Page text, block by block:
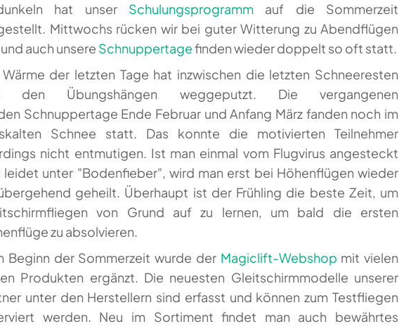
hat unser Schulungsprogramm auf die Sommerzeit
Mittwochs rücken wir bei guter Witterung zu Abendflügen
auch unsere Schnuppertagefinden wieder doppelt so oft statt.
Wärme der letzten Tage hat inzwischen die letzten Schneeresten
den Übungshängen weggeputzt. Die vergangenen
Schnuppertage Ende Februar und Anfang März fanden noch im
Schnee statt. Das konnte die motivierten Teilnehmer
nicht entmutigen. Ist man einmal vom Flugvirus angesteckt
leidet unter "Bodenfieber", wird man erst bei Höhenflügen wieder
geheilt. Überhaupt ist der Frühling die beste Zeit, um
von Grund auf zu lernen, um bald die ersten
zu absolvieren.
Beginn der Sommerzeit wurde der Magiclift-Webshop mit vielen
Produkten ergänzt. Die neuesten Gleitschirmmodelle unserer
unter den Herstellern sind erfasst und können zum Testfliegen
werden. Neu im Sortiment findet man auch bewährtes